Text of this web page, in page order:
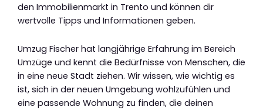
den Immobilienmarkt in Trento und können dir
wertvolle Tipps und Informationen geben.
Umzug Fischer hat langjährige Erfahrung im Bereich
Umzüge und kennt die Bedürfnisse von Menschen, die
in eine neue Stadt ziehen. Wir wissen, wie wichtig es
ist, sich in der neuen Umgebung wohlzufühlen und
eine passende Wohnung zu finden, die deinen